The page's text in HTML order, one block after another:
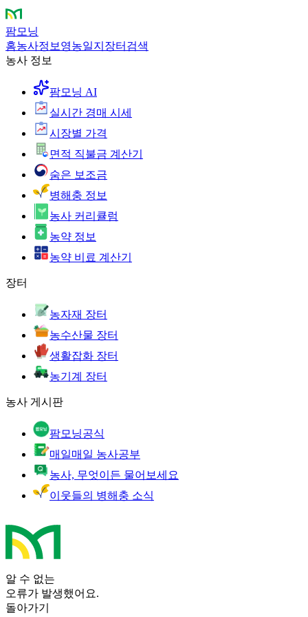
팜모닝
홈농사정보 영농일지 장터 검색
농사 정보
팜모닝 AI
실시간 경매 시세
시장별 가격
면적 직불금 계산기
숨은 보조금
병해충 정보
농사 커리큘럼
농약 정보
농약 비료 계산기
장터
농자재 장터
농수산물 장터
생활잡화 장터
농기계 장터
농사 게시판
팜모닝공식
매일매일 농사공부
농사, 무엇이든 물어보세요
이웃들의 병해충 소식
알 수 없는
오류가 발생했어요.
돌아가기